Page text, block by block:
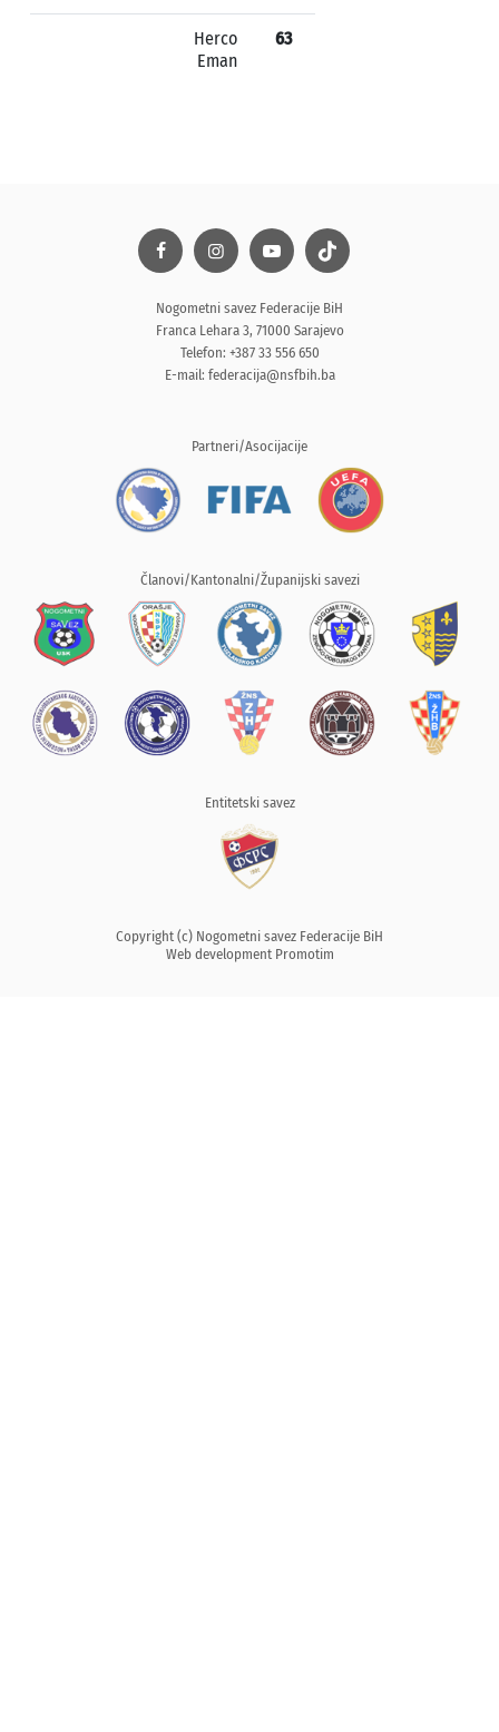
Herco
Eman
63
Nogometni savez Federacije BiH
Franca Lehara 3, 71000 Sarajevo
Telefon: +387 33 556 650
E-mail: federacija@nsfbih.ba
Partneri/Asocijacije
Članovi/Kantonalni/Županijski savezi
Entitetski savez
Copyright (c) Nogometni savez Federacije BiH
Web development Promotim